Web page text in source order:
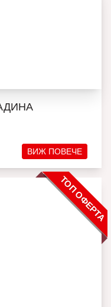
ВИЖ ПОВЕЧЕ
ТОП ОФЕРТА